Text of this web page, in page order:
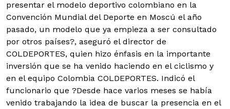
presentar el modelo deportivo colombiano en la
Convención Mundial del Deporte en Moscú el año
pasado, un modelo que ya empieza a ser consultado
por otros países?, aseguró el director de
COLDEPORTES, quien hizo énfasis en la importante
inversión que se ha venido haciendo en el ciclismo y
en el equipo Colombia COLDEPORTES. Indicó el
funcionario que ?Desde hace varios meses se había
venido trabajando la idea de buscar la presencia en el